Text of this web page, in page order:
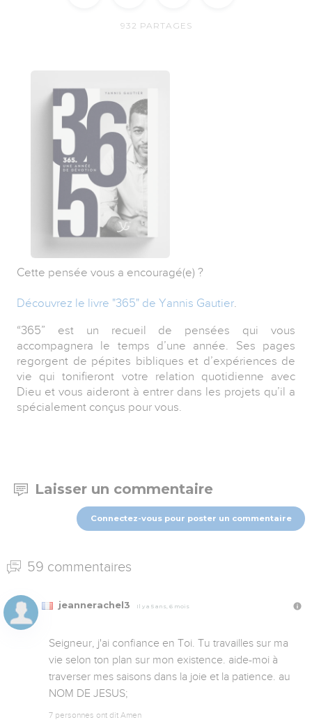
932 PARTAGES
Cette pensée vous a encouragé(e) ?
Découvrez le livre "365" de Yannis Gautier
“365” est un recueil de pensées qui vous
accompagnera le temps d’une année. Ses pages
regorgent de pépites bibliques et d’expériences de
vie qui tonifieront votre relation quotidienne avec
Dieu et vous aideront à entrer dans les projets qu’il a
spécialement conçus pour vous.
Laisser un commentaire
Connectez-vous pour poster un commentaire
59 commentaires
jeannerachel3 Il y a 5 ans, 6 mois
Seigneur, j'ai confiance en Toi. Tu travailles sur ma
vie selon ton plan sur mon existence. aide-moi à
traverser mes saisons dans la joie et la patience. au
NOM DE JESUS;
7 personnes ont dit Amen